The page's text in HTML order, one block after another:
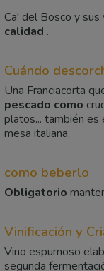
Ca' del Bosco y
calidad .
Cuándo
Una Franciacorta
pescado como
platos... también
mesa italiana.
como beberlo
Obligatorio
Vinificación y
Vino espumoso
segunda